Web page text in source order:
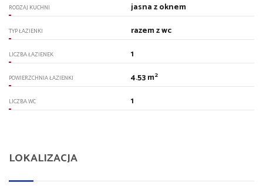
RODZAJ KUCHNI jasna z oknem
TYP ŁAZIENKI razem z wc
LICZBA ŁAZIENEK 1
POWIERZCHNIA ŁAZIENKI 4.53 m2
LICZBA WC 1
LOKALIZACJA